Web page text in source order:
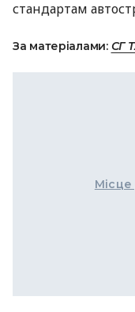
стандартам
За матеріалами: СГ